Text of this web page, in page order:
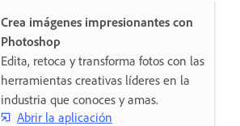
Crea imágenes impresionantes con
Photoshop
Edita, retoca y transforma fotos con las
herramientas creativas líderes en la
industria que conoces y amas.
Abrir la aplicación